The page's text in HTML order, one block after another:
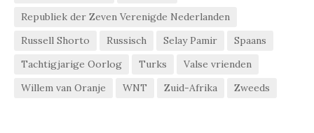
Republiek der Zeven Verenigde Nederlanden
Russell Shorto
Russisch Selay Pamir
Spaans
Tachtigjarige Oorlog
Turks
Valse vrienden
Willem van Oranje
WNT Zuid-Afrika Zweeds